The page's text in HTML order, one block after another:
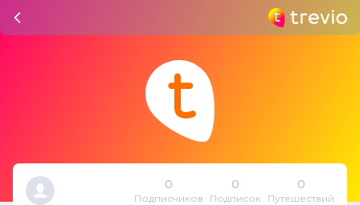
0
Подписчиков
0
Подписок
0
Путешествий